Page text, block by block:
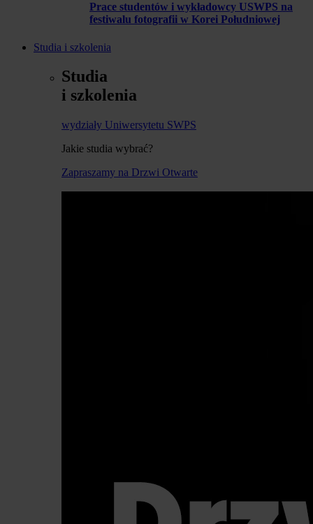
Prace studentów i wykładowcy USWPS na
festiwalu fotografii w Korei Południowej
Studia i szkolenia
Studia
i szkolenia
wydziały Uniwersytetu SWPS
Jakie studia wybrać?
Zapraszamy na Drzwi Otwarte